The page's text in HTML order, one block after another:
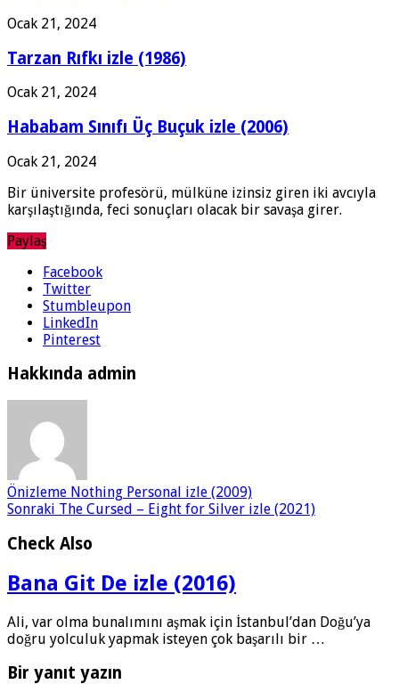
Ocak 21, 2024
Tarzan Rıfkı izle (1986)
Ocak 21, 2024
Hababam Sınıfı Üç Buçuk izle (2006)
Ocak 21, 2024
Bir üniversite profesörü, mülküne izinsiz giren iki avcıyla
karşılaştığında, feci sonuçları olacak bir savaşa girer.
Paylaş
Facebook
Twitter
Stumbleupon
LinkedIn
Pinterest
Hakkında admin
Önizleme Nothing Personal izle (2009)
Sonraki The Cursed – Eight for Silver izle (2021)
Check Also
Bana Git De izle (2016)
Ali, var olma bunalımını aşmak için İstanbul’dan Doğu’ya
doğru yolculuk yapmak isteyen çok başarılı bir …
Bir yanıt yazın